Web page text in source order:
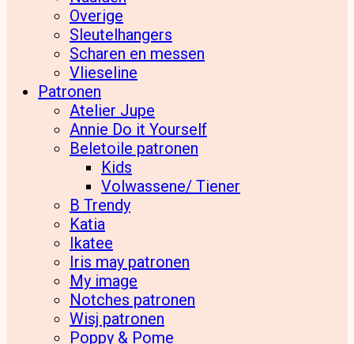
Overige
Sleutelhangers
Scharen en messen
Vlieseline
Patronen
Atelier Jupe
Annie Do it Yourself
Beletoile patronen
Kids
Volwassene/ Tiener
B Trendy
Katia
Ikatee
Iris may patronen
My image
Notches patronen
Wisj patronen
Poppy & Pome